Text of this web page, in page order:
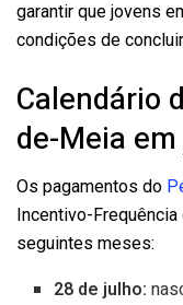
garantir que jovens
condições de
Calendário
de-Meia
Os pagamentos do
Incentivo-
seguintes meses:
28 de julho: